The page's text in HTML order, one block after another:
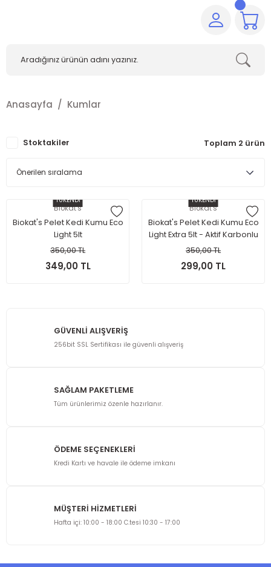
Anasayfa Kumlar
Stoktakiler Toplam 2 ürün
TÜKENDİ
Biokat's
Biokat's Pelet Kedi Kumu Eco
Light 5lt
350,00 TL
349,00 TL
TÜKENDİ
Biokat's
Biokat's Pelet Kedi Kumu Eco
Light Extra 5lt - Aktif Karbonlu
350,00 TL
299,00 TL
GÜVENLİ ALIŞVERİŞ
256bit SSL Sertifikası ile güvenli alışveriş
SAĞLAM PAKETLEME
Tüm ürünlerimiz özenle hazırlanır.
ÖDEME SEÇENEKLERİ
Kredi Kartı ve havale ile ödeme imkanı
MÜŞTERİ HİZMETLERİ
Hafta içi: 10:00 - 18:00 C.tesi 10:30 - 17:00